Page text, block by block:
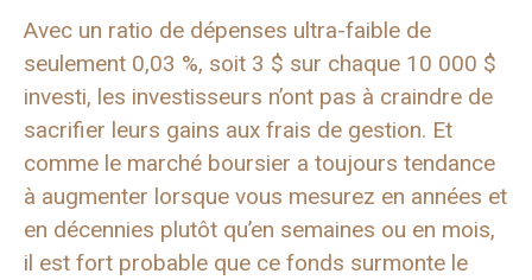
Avec un ratio de dépenses ultra-faible de
seulement 0,03 %, soit 3 $ sur chaque 10 000 $
investi, les investisseurs n’ont pas à craindre de
sacrifier leurs gains aux frais de gestion. Et
comme le marché boursier a toujours tendance
à augmenter lorsque vous mesurez en années et
en décennies plutôt qu’en semaines ou en mois,
il est fort probable que ce fonds surmonte le